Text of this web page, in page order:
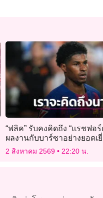
“ฟลิค” รับคงคิดถึง “แรชฟอร์
ผลงานกับบาร์ซาอย่างยอดเ
2 สิงหาคม 2569 22:20 น.